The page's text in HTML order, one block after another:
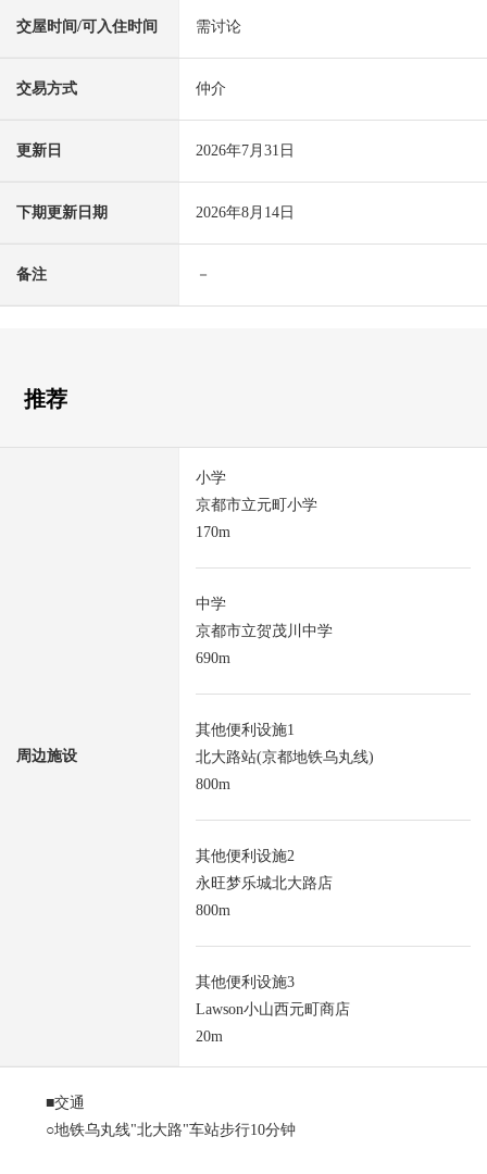
交屋时间/可入住时间 需讨论
交易方式 仲介
更新日 2026年7月31日
下期更新日期 2026年8月14日
备注 －
推荐
周边施设
小学
京都市立元町小学
170m
中学
京都市立贺茂川中学
690m
其他便利设施1
北大路站(京都地铁乌丸线)
800m
其他便利设施2
永旺梦乐城北大路店
800m
其他便利设施3
Lawson小山西元町商店
20m
■交通
○地铁乌丸线"北大路"车站步行10分钟